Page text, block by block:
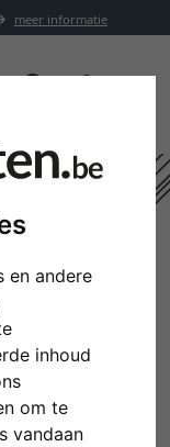
en andere
inhoud
om te
vandaan
meer informatie